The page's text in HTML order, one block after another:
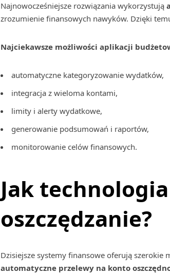
Najnowocześniejsze rozwiązania wykorzystują
zrozumienie finansowych nawyków. Dzięki
Najciekawsze możliwości aplikacji
automatyczne kategoryzowanie wydatków,
integracja z wieloma kontami,
limity i alerty wydatkowe,
generowanie podsumowań i raportów,
monitorowanie celów finansowych.
Jak
oszczędzanie?
Dzisiejsze systemy finansowe oferują szerokie
automatyczne przelewy na konto